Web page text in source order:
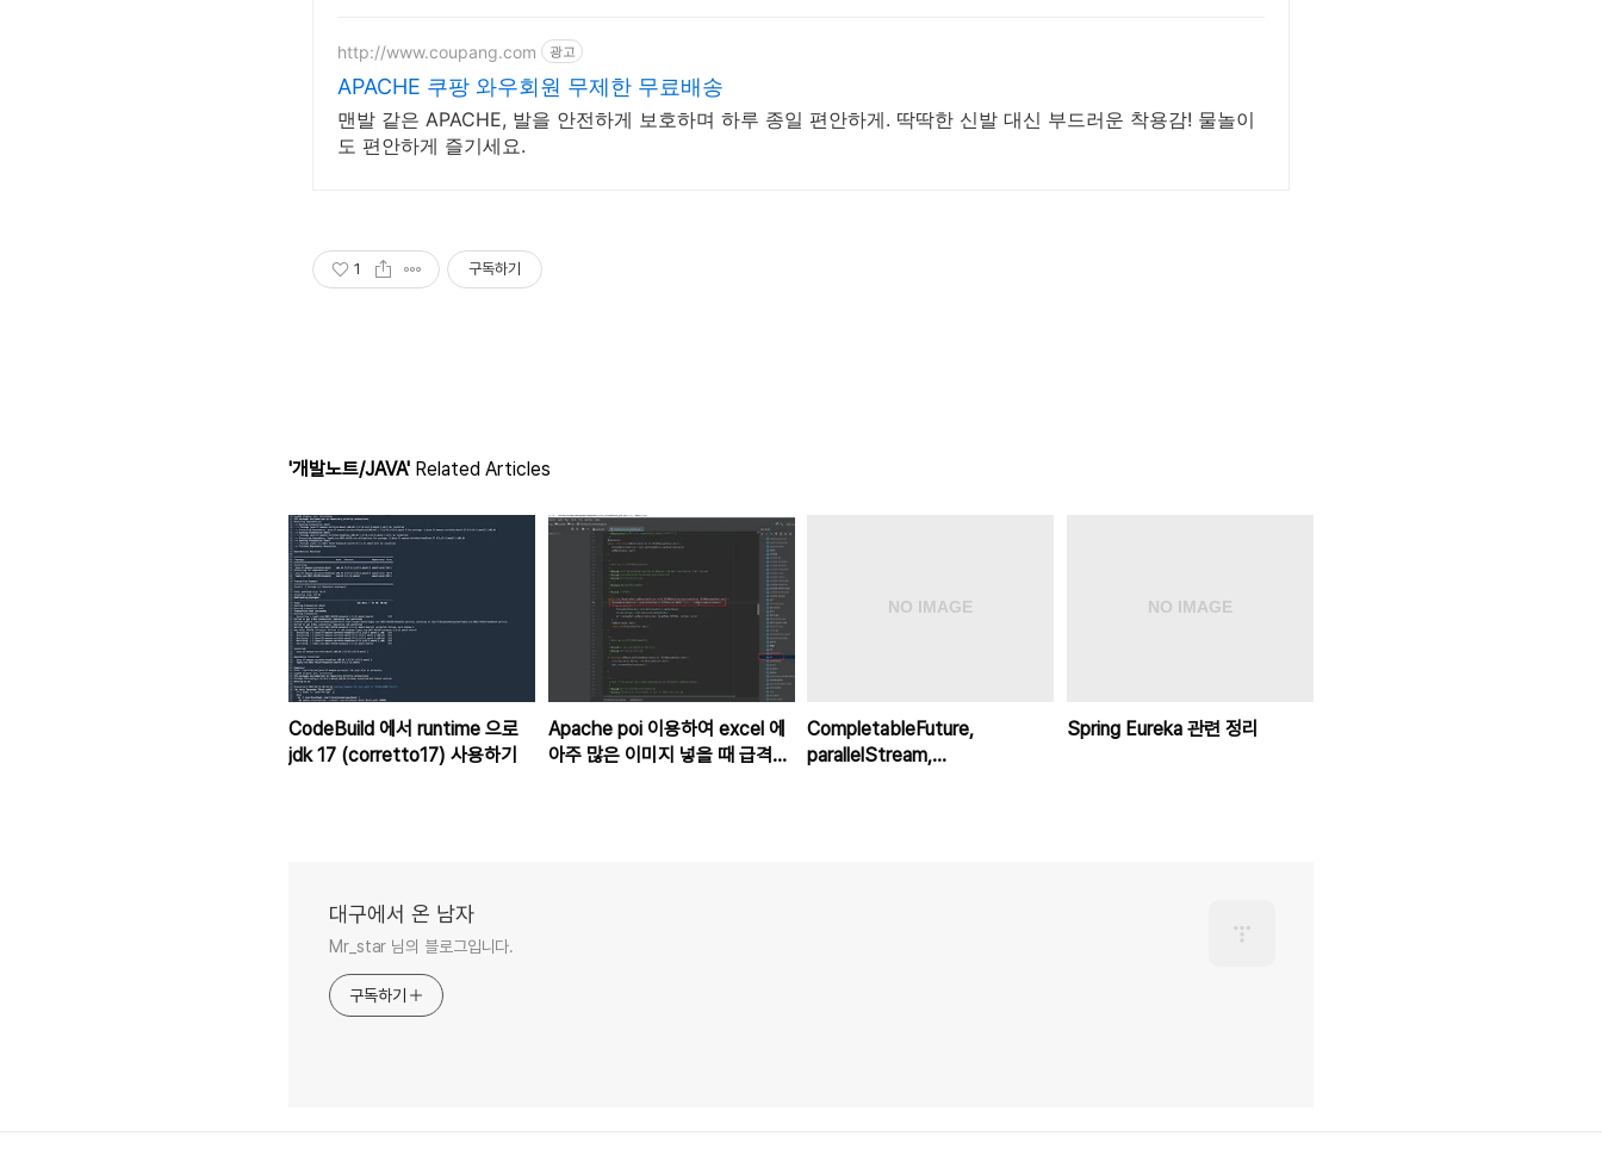
http://www.coupang.com 광고
APACHE 쿠팡 와우회원 무제한 무료배송
맨발 같은 APACHE, 발을 안전하게 보호하며 하루 종일 편안하게. 딱딱한 신발 대신 부드러운 착용감! 물놀이
도 편안하게 즐기세요.
1 구독하기
'개발노트/JAVA' Related Articles
CodeBuild 에서 runtime 으로
jdk 17 (corretto17) 사용하기
Apache poi 이용하여 excel 에
아주 많은 이미지 넣을 때 급격히
CompletableFuture,
parallelStream,
Spring Eureka 관련 정리
대구에서 온 남자
Mr_star 님의 블로그입니다.
구독하기